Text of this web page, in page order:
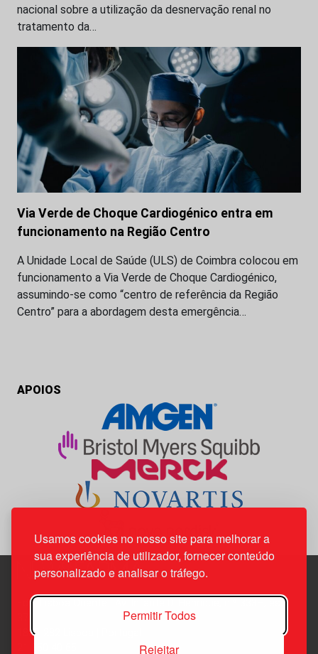
Usamos cookies no nosso site para melhorar a
sua experiência de utilizador, fornecer conteúdo
personalizado e analisar o tráfego.
Permitir Todos
Rejeitar
nacional sobre a utilização da desnervação renal no
tratamento da…
Via Verde de Choque Cardiogénico entra em
funcionamento na Região Centro
A Unidade Local de Saúde (ULS) de Coimbra colocou em
funcionamento a Via Verde de Choque Cardiogénico,
assumindo-se como “centro de referência da Região
Centro” para a abordagem desta emergência…
APOIOS
Edif. Lisboa Oriente | Av. Infante D. Henrique, n.º 333H, esc.
1800-282 Lisboa | Portugal